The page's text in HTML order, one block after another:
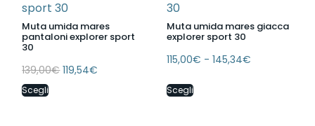
Muta umida mares
pantaloni explorer sport
30
139,00€ 119,54€
Scegli
Muta umida mares giacca
explorer sport 30
115,00€ - 145,34€
Scegli